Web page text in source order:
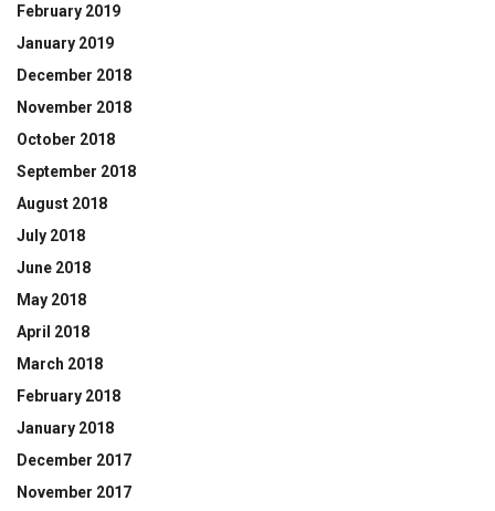
February 2019
January 2019
December 2018
November 2018
October 2018
September 2018
August 2018
July 2018
June 2018
May 2018
April 2018
March 2018
February 2018
January 2018
December 2017
November 2017